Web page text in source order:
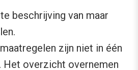
beschrijving van maar
zijn niet in één
Het overzicht overnemen